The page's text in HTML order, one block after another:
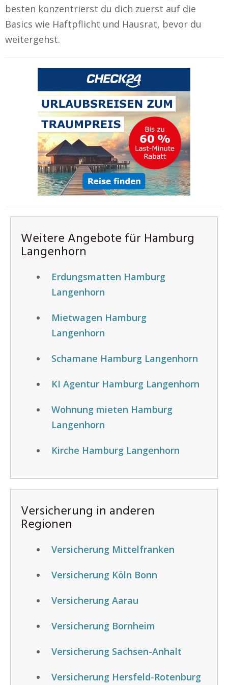
besten konzentrierst du dich zuerst auf die
Basics wie Haftpflicht und Hausrat, bevor du
weitergehst.
Weitere Angebote für Hamburg
Langenhorn
Erdungsmatten Hamburg
Langenhorn
Mietwagen Hamburg
Langenhorn
Schamane Hamburg Langenhorn
KI Agentur Hamburg Langenhorn
Wohnung mieten Hamburg
Langenhorn
Kirche Hamburg Langenhorn
Versicherung in anderen
Regionen
Versicherung Mittelfranken
Versicherung Köln Bonn
Versicherung Aarau
Versicherung Bornheim
Versicherung Sachsen-Anhalt
Versicherung Hersfeld-Rotenburg